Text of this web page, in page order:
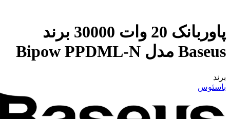
پاوربانک 20 وات 30000 برند
Baseus مدل Bipow PPDML-N
برند
باسئوس